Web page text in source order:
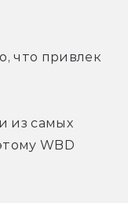
что привлек
из самых
WBD